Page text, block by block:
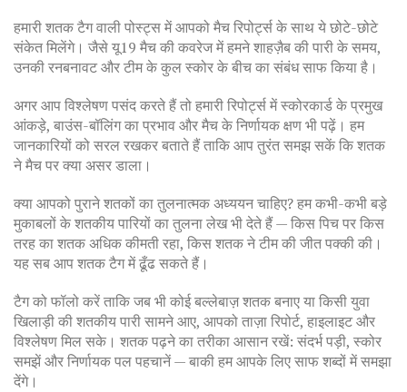
हमारी शतक टैग वाली पोस्ट्स में आपको मैच रिपोर्ट्स के साथ ये छोटे-छोटे
संकेत मिलेंगे। जैसे यू19 मैच की कवरेज में हमने शाहज़ैब की पारी के समय,
उनकी रनबनावट और टीम के कुल स्कोर के बीच का संबंध साफ किया है।
अगर आप विश्लेषण पसंद करते हैं तो हमारी रिपोर्ट्स में स्कोरकार्ड के प्रमुख
आंकड़े, बाउंस-बॉलिंग का प्रभाव और मैच के निर्णायक क्षण भी पढ़ें। हम
जानकारियों को सरल रखकर बताते हैं ताकि आप तुरंत समझ सकें कि शतक
ने मैच पर क्या असर डाला।
क्या आपको पुराने शतकों का तुलनात्मक अध्ययन चाहिए? हम कभी-कभी बड़े
मुकाबलों के शतकीय पारियों का तुलना लेख भी देते हैं — किस पिच पर किस
तरह का शतक अधिक कीमती रहा, किस शतक ने टीम की जीत पक्की की।
यह सब आप शतक टैग में ढूँढ सकते हैं।
टैग को फॉलो करें ताकि जब भी कोई बल्लेबाज़ शतक बनाए या किसी युवा
खिलाड़ी की शतकीय पारी सामने आए, आपको ताज़ा रिपोर्ट, हाइलाइट और
विश्लेषण मिल सके। शतक पढ़ने का तरीका आसान रखें: संदर्भ पड़ी, स्कोर
समझें और निर्णायक पल पहचानें — बाकी हम आपके लिए साफ शब्दों में समझा
देंगे।